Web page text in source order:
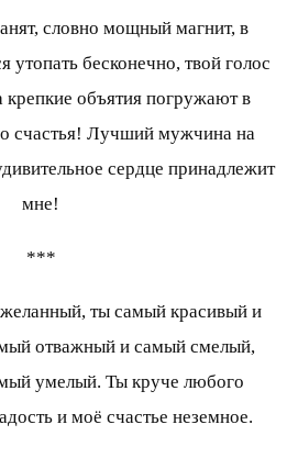
словно мощный магнит, в
утопать бесконечно, твой голос
крепкие объятия погружают в
счастья! Лучший мужчина на
сердце принадлежит
мне!
***
ты самый красивый и
отважный и самый смелый,
умелый. Ты круче любого
и моё счастье неземное.